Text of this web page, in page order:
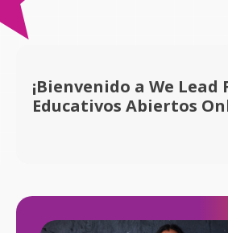
¡Bienvenido a We Lead
Educativos Abiertos